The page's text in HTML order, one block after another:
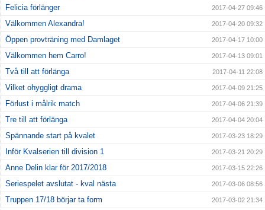
Felicia förlänger 2017-04-27 09:46
Välkommen Alexandra! 2017-04-20 09:32
Öppen provträning med Damlaget 2017-04-17 10:00
Välkommen hem Carro! 2017-04-13 09:01
Två till att förlänga 2017-04-11 22:08
Vilket ohyggligt drama 2017-04-09 21:25
Förlust i målrik match 2017-04-06 21:39
Tre till att förlänga 2017-04-04 20:04
Spännande start på kvalet 2017-03-23 18:29
Inför Kvalserien till division 1 2017-03-21 20:29
Anne Delin klar för 2017/2018 2017-03-15 22:26
Seriespelet avslutat - kval nästa 2017-03-06 08:56
Truppen 17/18 börjar ta form 2017-03-02 21:34